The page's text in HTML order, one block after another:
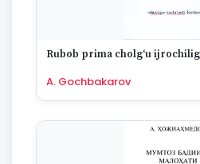
Rubob prima cholg‘u
A. Gochbakarov